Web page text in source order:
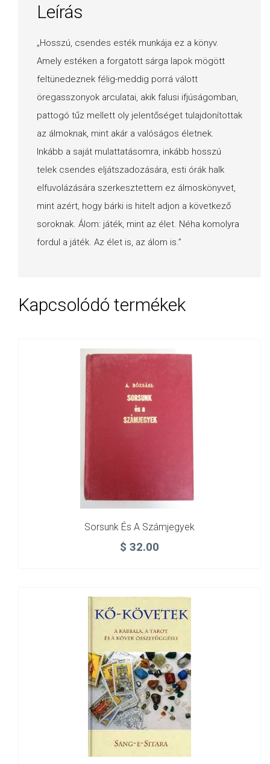
Leírás
„Hosszú, csendes esték munkája ez a könyv.
Amely estéken a forgatott sárga lapok mögött
feltünedeznek félig-meddig porrá válott
öregasszonyok arculatai, akik falusi ifjúságomban,
pattogó tűz mellett oly jelentőséget tulajdonítottak
az álmoknak, mint akár a valóságos életnek.
Inkább a saját mulattatásomra, inkább hosszú
telek csendes eljátszadozására, esti órák halk
elfuvolázására szerkesztettem ez álmoskönyvet,
mint azért, hogy bárki is hitelt adjon a következő
soroknak. Álom: játék, mint az élet. Néha komolyra
fordul a játék. Az élet is, az álom is.”
Kapcsolódó termékek
Sorsunk És A Számjegyek
$ 32.00